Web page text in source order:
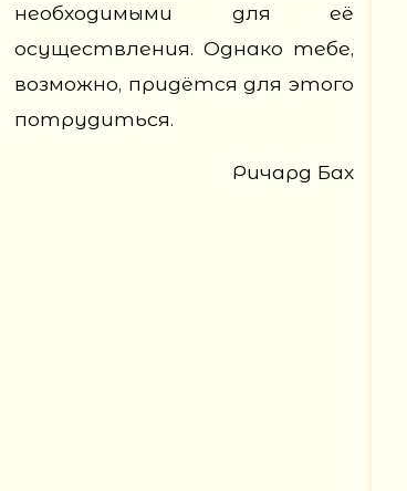
необходимыми для её
осуществления. Однако тебе,
возможно, придётся для этого
потрудиться.
Ричард Бах